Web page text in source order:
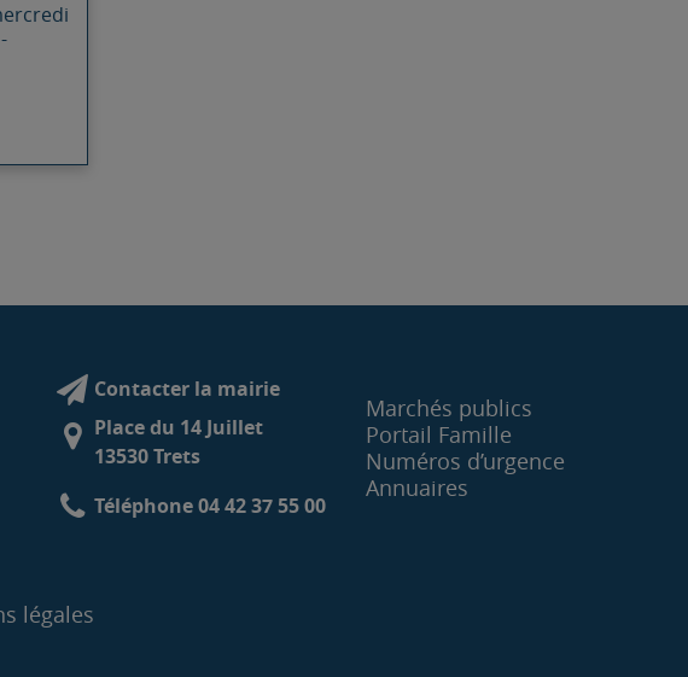
Contacter la mairie
Place du 14 Juillet
13530 Trets
Téléphone 04 42 37 55 00
Marchés publics
Portail Famille
Numéros d’urgence
Annuaires
légales